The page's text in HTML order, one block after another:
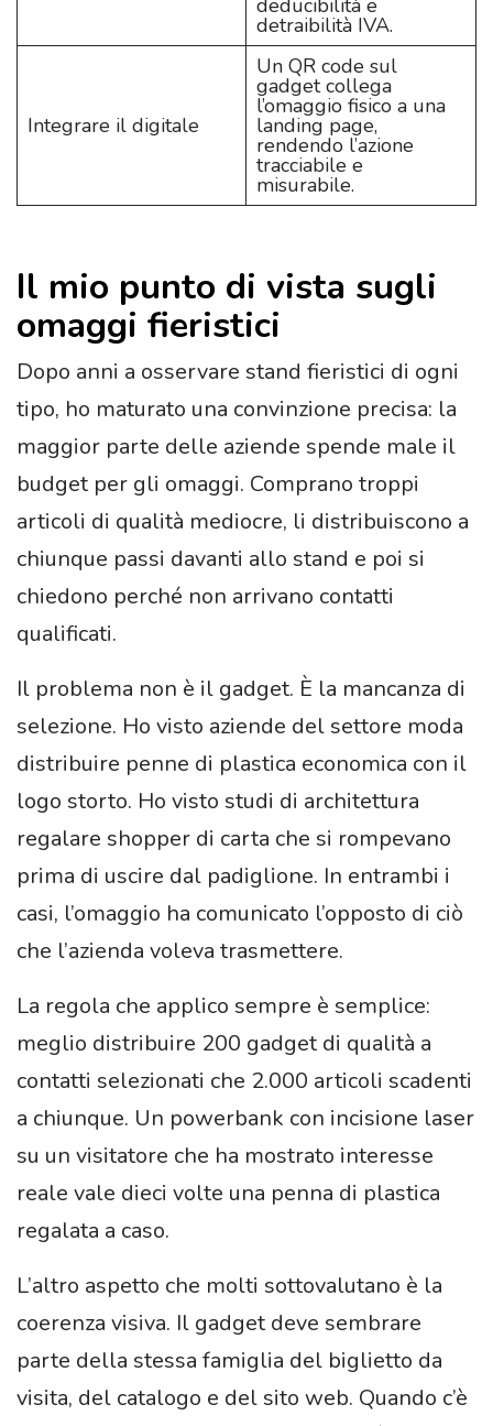
deducibilità e
detraibilità IVA.
Integrare il digitale
Un QR code sul
gadget collega
l’omaggio fisico a una
landing page,
rendendo l’azione
tracciabile e
misurabile.
Il mio punto di vista sugli
omaggi fieristici
Dopo anni a osservare stand fieristici di ogni
tipo, ho maturato una convinzione precisa: la
maggior parte delle aziende spende male il
budget per gli omaggi. Comprano troppi
articoli di qualità mediocre, li distribuiscono a
chiunque passi davanti allo stand e poi si
chiedono perché non arrivano contatti
qualificati.
Il problema non è il gadget. È la mancanza di
selezione. Ho visto aziende del settore moda
distribuire penne di plastica economica con il
logo storto. Ho visto studi di architettura
regalare shopper di carta che si rompevano
prima di uscire dal padiglione. In entrambi i
casi, l’omaggio ha comunicato l’opposto di ciò
che l’azienda voleva trasmettere.
La regola che applico sempre è semplice:
meglio distribuire 200 gadget di qualità a
contatti selezionati che 2.000 articoli scadenti
a chiunque. Un powerbank con incisione laser
su un visitatore che ha mostrato interesse
reale vale dieci volte una penna di plastica
regalata a caso.
L’altro aspetto che molti sottovalutano è la
coerenza visiva. Il gadget deve sembrare
parte della stessa famiglia del biglietto da
visita, del catalogo e del sito web. Quando c’è